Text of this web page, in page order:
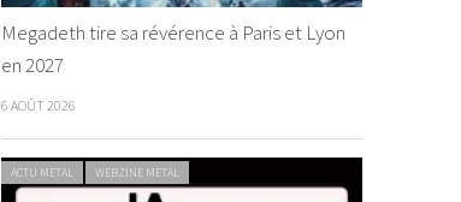
Megadeth tire sa révérence à Paris et Lyon
en 2027
6 AOÛT 2026
ACTU METAL WEBZINE METAL